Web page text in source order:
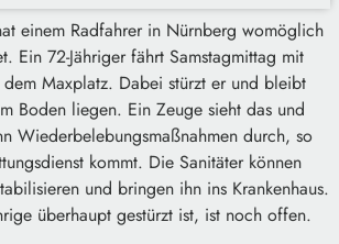
einem Radfahrer in Nürnberg womöglich
Ein 72-Jähriger fährt Samstagmittag mit
Maxplatz. Dabei stürzt er und bleibt
Boden liegen. Ein Zeuge sieht das und
Wiederbelebungsmaßnahmen durch, so
kommt. Die Sanitäter können
und bringen ihn ins Krankenhaus.
überhaupt gestürzt ist, ist noch offen.